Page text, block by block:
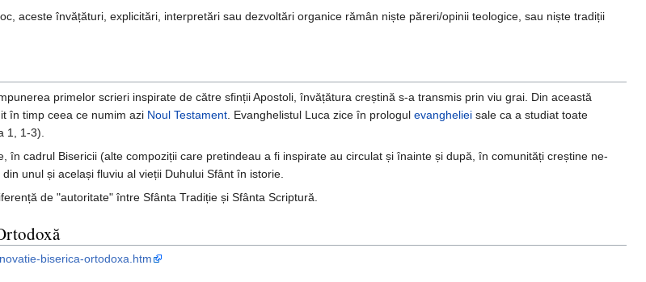
aceste învățături, explicitări, interpretări sau dezvoltări organice rămân niște păreri/opinii teologice, sau niște tradiții
primelor scrieri inspirate de către sfinții Apostoli, învățătura creștină s-a transmis prin viu grai. Din această
în timp ceea ce numim azi Noul Testament . Evanghelistul Luca zice în prologul evangheliei sale ca a studiat toate
1, 1-3).
în cadrul Bisericii (alte compoziții care pretindeau a fi inspirate au circulat și înainte și după, în comunități creștine ne-
unul și același fluviu al vieții Duhului Sfânt în istorie.
de "autoritate" între Sfânta Tradiție și Sfânta Scriptură.
biserica-ortodoxa.htm